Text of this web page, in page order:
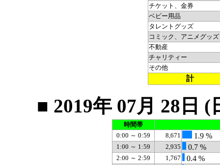
チケット、金券
ベビー用品
タレントグッズ
コミック、アニメグッズ
不動産
チャリティー
その他
計
■ 2019年 07月 28日
時間帯
0:00 ～ 0:59
8,671 1.9 %
1:00 ～ 1:59 2,935 0.7 %
2:00 ～ 2:59 1,767 0.4 %